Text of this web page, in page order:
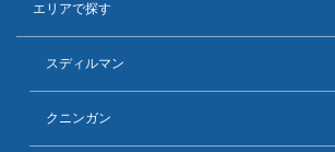
エリアで探す
スディルマン
クニンガン